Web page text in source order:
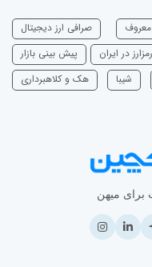
معروف
صرافی ارز دیجیتال
رمزارز در ایران
پیش بینی بازار
شیبا هک و کلاهبرداری
میهن